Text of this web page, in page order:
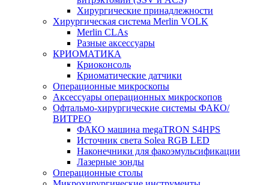
Хирургические принадлежности
Хирургическая система Merlin VOLK
Merlin CLAs
Разные аксессуары
КРИОМАТИКА
Криоконсоль
Криоматические датчики
Операционные микроскопы
Аксессуары операционных микроскопов
Офтальмо-хирургические системы ФАКО/
ВИТРЕО
ФАКО машина megaTRON S4HPS
Источник света Solea RGB LED
Наконечники для факоэмульсификации
Лазерные зонды
Операционные столы